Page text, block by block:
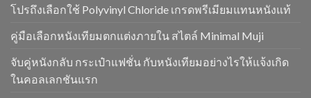
โปรถึงเลือกใช้ Polyvinyl Chloride เกรดพรีเมียมแทนหนังแท้
คู่มือเลือกหนังเทียมตกแต่งภายใน สไตล์ Minimal Muji
จับคู่หนังกลับ กระเป๋าแฟชั่น กับหนังเทียมอย่างไรให้แจ้งเกิด
ในคอลเลกชันแรก